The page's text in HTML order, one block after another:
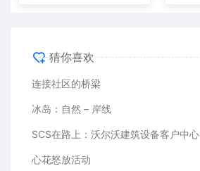
猜你喜欢
连接社区的桥梁
冰岛：自然 – 岸线
SCS在路上：沃尔沃建筑设备客户中心
心花怒放活动